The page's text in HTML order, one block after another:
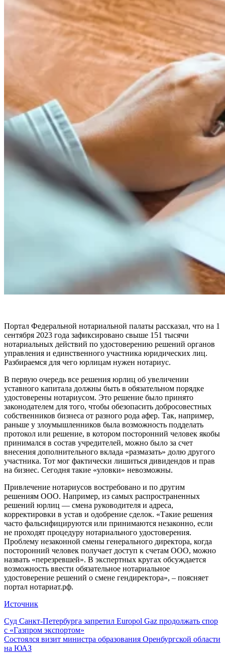
Портал Федеральной нотариальной палаты рассказал, что на 1
сентября 2023 года зафиксировано свыше 151 тысячи
нотариальных действий по удостоверению решений органов
управления и единственного участника юридических лиц.
Разбираемся для чего юрлицам нужен нотариус.
В первую очередь все решения юрлиц об увеличении
уставного капитала должны быть в обязательном порядке
удостоверены нотариусом. Это решение было принято
законодателем для того, чтобы обезопасить добросовестных
собственников бизнеса от разного рода афер. Так, например,
раньше у злоумышленников была возможность подделать
протокол или решение, в котором посторонний человек якобы
принимался в состав учредителей, можно было за счет
внесения дополнительного вклада «размазать» долю другого
участника. Тот мог фактически лишиться дивидендов и прав
на бизнес. Сегодня такие «уловки» невозможны.
Привлечение нотариусов востребовано и по другим
решениям ООО. Например, из самых распространенных
решений юрлиц — смена руководителя и адреса,
корректировки в устав и одобрение сделок. «Такие решения
часто фальсифицируются или принимаются незаконно, если
не проходят процедуру нотариального удостоверения.
Проблему незаконной смены генерального директора, когда
посторонний человек получает доступ к счетам ООО, можно
назвать «перезревшей». В экспертных кругах обсуждается
возможность ввести обязательное нотариальное
удостоверение решений о смене гендиректора», – поясняет
портал нотариат.рф.
Источник
Навигация
по
записям
Суд Санкт-Петербурга запретил Europol Gaz продолжать спор
с «Газпром экспортом»
Состоялся визит министра образования Оренбургской области
на ЮАЗ